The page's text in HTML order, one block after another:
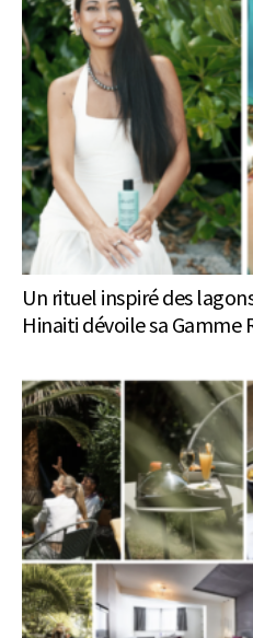
Un rituel inspiré des
Hinaiti dévoile sa